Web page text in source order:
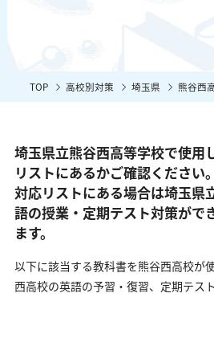
TOP 高校別対策 埼玉県 熊谷西
埼玉県立熊谷西高等学校で使用
リストにあるかご確認ください。
対応リストにある場合は埼玉県
語の授業・定期テスト対策がで
ます。
以下に該当する教科書を熊谷西高校が
西高校の英語の予習・復習、定期テス